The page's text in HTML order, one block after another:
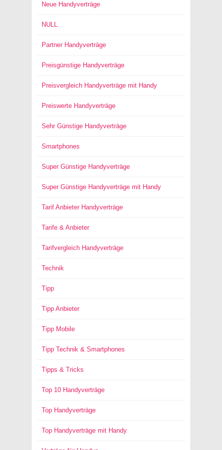
Neue Handyverträge
NULL
Partner Handyverträge
Preisgünstige Handyverträge
Preisvergleich Handyverträge mit Handy
Preiswerte Handyverträge
Sehr Günstige Handyverträge
Smartphones
Super Günstige Handyverträge
Super Günstige Handyverträge mit Handy
Tarif Anbieter Handyverträge
Tarife & Anbieter
Tarifvergleich Handyverträge
Technik
Tipp
Tipp Anbieter
Tipp Mobile
Tipp Technik & Smartphones
Tipps & Tricks
Top 10 Handyverträge
Top Handyverträge
Top Handyverträge mit Handy